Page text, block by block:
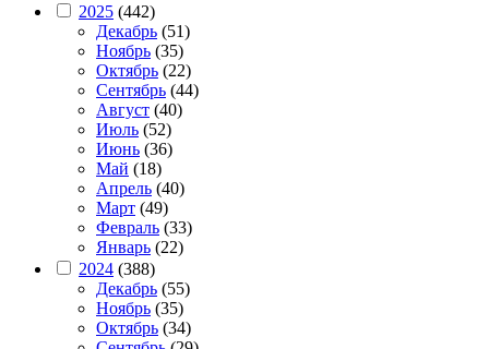
2025 (442)
Декабрь (51)
Ноябрь (35)
Октябрь (22)
Сентябрь (44)
Август (40)
Июль (52)
Июнь (36)
Май (18)
Апрель (40)
Март (49)
Февраль (33)
Январь (22)
2024 (388)
Декабрь (55)
Ноябрь (35)
Октябрь (34)